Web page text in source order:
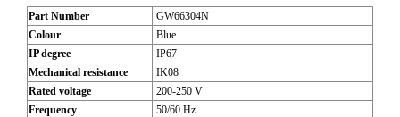
Part Number
GW66304N
Colour
Blue
IP degree
IP67
Mechanical resistance
IK08
Rated voltage
200-250 V
Frequency
50/60 Hz